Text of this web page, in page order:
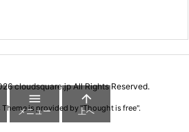
cloudsquare.jpAll Rights Reserved.
is provided by "Thought is free".

メニュー

上へ